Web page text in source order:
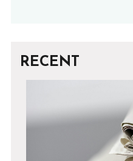
RECENT